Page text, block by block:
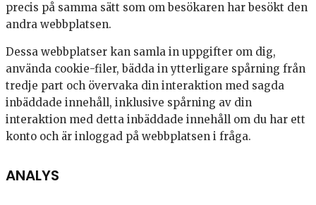
precis på samma sätt som om besökaren har besökt den
andra webbplatsen.
Dessa webbplatser kan samla in uppgifter om dig,
använda cookie-filer, bädda in ytterligare spårning från
tredje part och övervaka din interaktion med sagda
inbäddade innehåll, inklusive spårning av din
interaktion med detta inbäddade innehåll om du har ett
konto och är inloggad på webbplatsen i fråga.
ANALYS